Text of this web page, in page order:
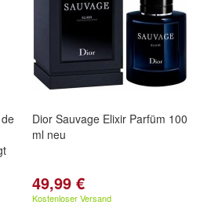
Dior Sauvage Elixir Parfüm 100
ml neu
49,99 €
Kostenloser Versand